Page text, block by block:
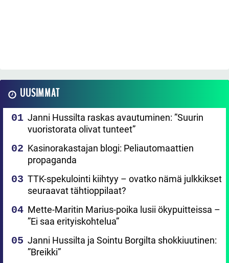
UUSIMMAT
Janni Hussilta raskas avautuminen: ”Suurin
vuoristorata olivat tunteet”
Kasinorakastajan blogi: Peliautomaattien
propaganda
TTK-spekulointi kiihtyy – ovatko nämä julkkikset
seuraavat tähtioppilaat?
Mette-Maritin Marius-poika lusii ökypuitteissa –
”Ei saa erityiskohtelua”
Janni Hussilta ja Sointu Borgilta shokkiuutinen:
”Breikki”